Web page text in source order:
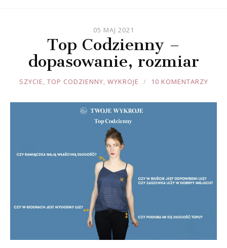
05 MAJ 2021
Top Codzienny –
dopasowanie, rozmiar
JOULE
SZYCIE, TOP CODZIENNY, WYKROJE 10 KOMENTARZY